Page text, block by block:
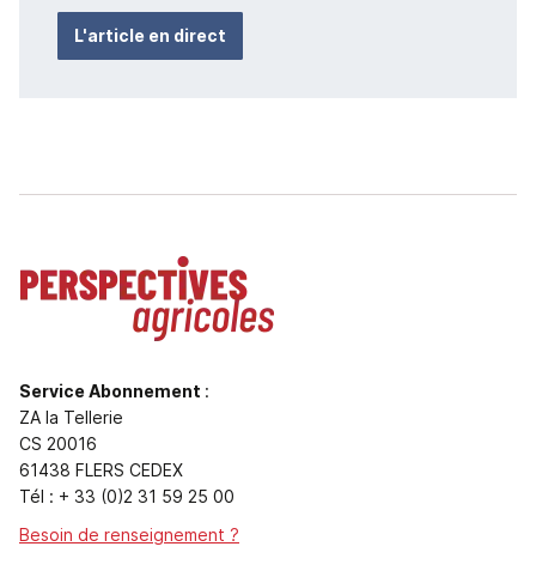
L'article en direct
Service Abonnement :
ZA la Tellerie
CS 20016
61438 FLERS CEDEX
Tél : + 33 (0)2 31 59 25 00
Besoin de renseignement ?